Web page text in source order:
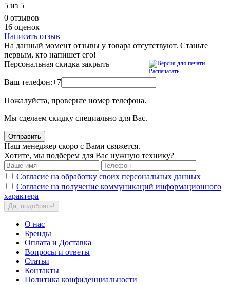
5 из 5
0 отзывов
16 оценок
Написать отзыв
На данный момент отзывы у товара отсутствуют. Станьте
первым, кто напишет его!
Распечатать
Персональная скидка закрыть
Ваш телефон:+7
Пожалуйста, проверьте номер телефона.
Мы сделаем скидку специально для Вас.
Отправить
Наш менеджер скоро с Вами свяжется.
Хотите, мы подберем для Вас нужную технику?
Согласие на обработку своих персональных данных
Согласие на получение коммуникаций информационного
характера
Да, подобрать!
О нас
Бренды
Оплата и Доставка
Вопросы и ответы
Статьи
Контакты
Политика конфиденциальности